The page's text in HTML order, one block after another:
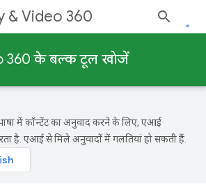
& Video 360
360 के बल्क टूल खोजें
में कॉन्टेंट का अनुवाद करने के लिए, एआई
है. एआई से मिले अनुवादों में गलतियां हो सकती हैं.